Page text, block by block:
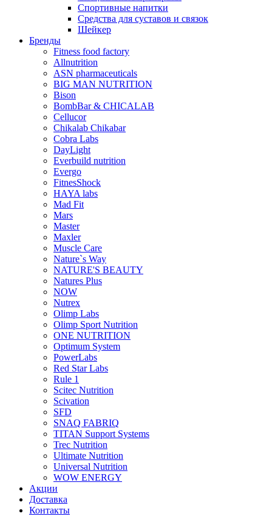
Спортивные напитки
Средства для суставов и связок
Шейкер
Бренды
Fitness food factory
Allnutrition
ASN pharmaceuticals
BIG MAN NUTRITION
Bison
BombBar & CHICALAB
Cellucor
Chikalab Chikabar
Cobra Labs
DayLight
Everbuild nutrition
Evergo
FitnesShock
HAYA labs
Mad Fit
Mars
Master
Maxler
Muscle Care
Nature`s Way
NATURE'S BEAUTY
Natures Plus
NOW
Nutrex
Olimp Labs
Olimp Sport Nutrition
ONE NUTRITION
Optimum System
PowerLabs
Red Star Labs
Rule 1
Scitec Nutrition
Scivation
SFD
SNAQ FABRIQ
TITAN Support Systems
Trec Nutrition
Ultimate Nutrition
Universal Nutrition
WOW ENERGY
Акции
Доставка
Контакты